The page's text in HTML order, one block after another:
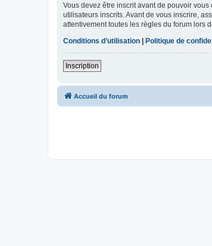
Vous devez être inscrit avant de pouvoir
utilisateurs inscrits. Avant de vous inscrire,
attentivement toutes les règles du forum lors
Conditions d’utilisation | Politique de
Inscription
Accueil du forum